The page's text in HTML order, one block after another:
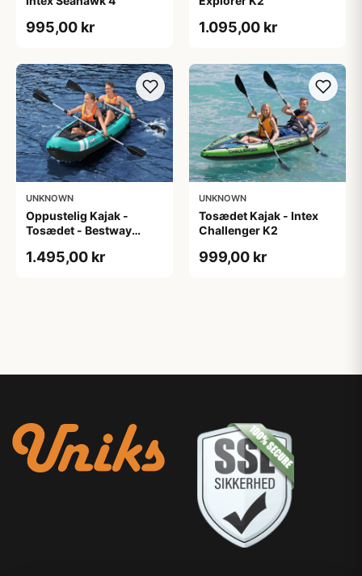
995,00 kr 1.095,00 kr
UNKNOWN
Oppustelig Kajak -
Tosædet - Bestway
1.495,00 kr
UNKNOWN
Tosædet Kajak - Intex
Challenger K2
999,00 kr